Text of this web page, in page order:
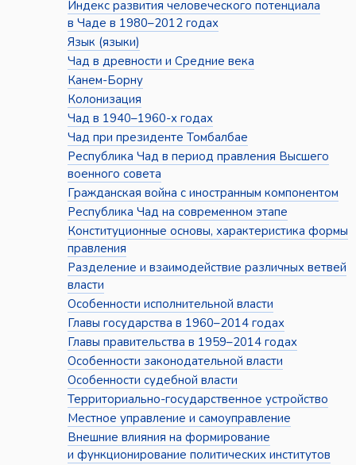
Индекс развития человеческого потенциала
в Чаде в 1980–2012 годах
Язык (языки)
Чад в древности и Средние века
Канем-Борну
Колонизация
Чад в 1940–1960-х годах
Чад при президенте Томбалбае
Республика Чад в период правления Высшего
военного совета
Гражданская война с иностранным компонентом
Республика Чад на современном этапе
Конституционные основы, характеристика формы
правления
Разделение и взаимодействие различных ветвей
власти
Особенности исполнительной власти
Главы государства в 1960–2014 годах
Главы правительства в 1959–2014 годах
Особенности законодательной власти
Особенности судебной власти
Территориально-государственное устройство
Местное управление и самоуправление
Внешние влияния на формирование
и функционирование политических институтов